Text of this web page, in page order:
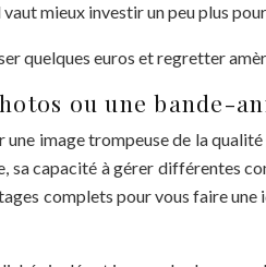
mieux investir un peu plus
quelques euros et regretter
ou une bande-
image trompeuse de la
sa capacité à gérer différentes
complets pour vous faire